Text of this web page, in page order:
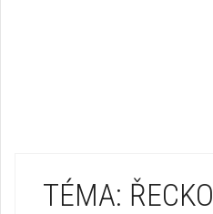
TÉMA: ŘECKO